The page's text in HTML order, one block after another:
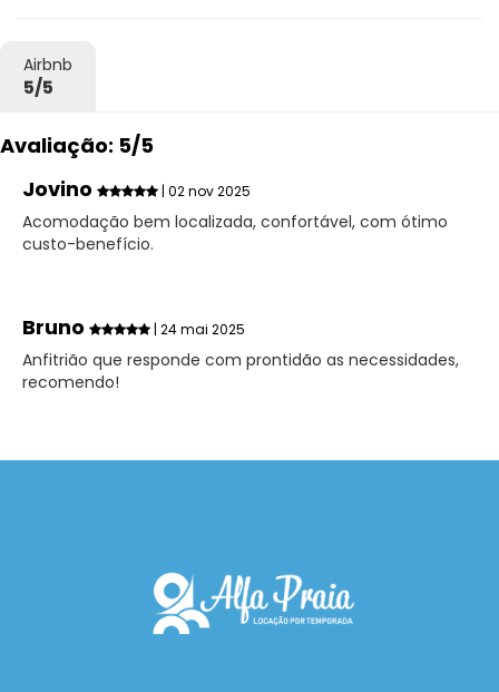
Airbnb
5/5
Avaliação: 5/5
Jovino
| 02 nov 2025
Acomodação bem localizada, confortável, com ótimo
custo-benefício.
Bruno | 24 mai 2025
Anfitrião que responde com prontidão as necessidades,
recomendo!